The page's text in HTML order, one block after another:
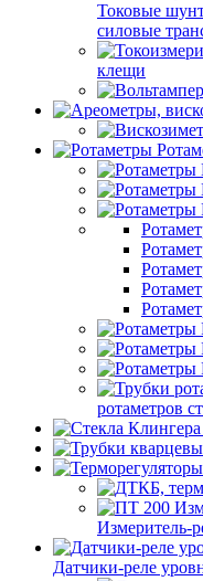
Токовые
силовые
клещи
ротаметров
Измеритель-
Датчики-реле